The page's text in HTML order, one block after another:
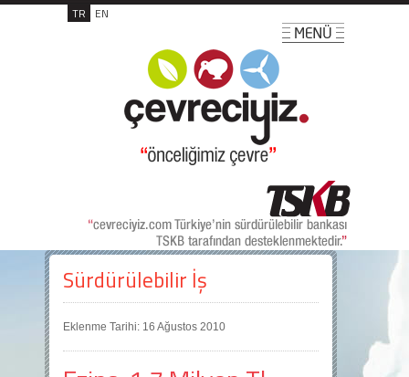
TR EN
Sürdürülebilir İş
Eklenme Tarihi: 16 Ağustos 2010